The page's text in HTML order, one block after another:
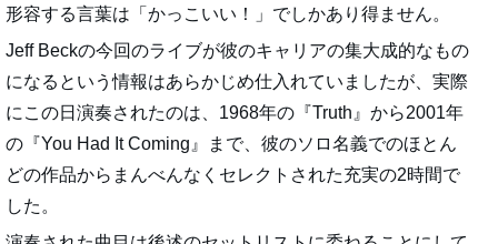
形容する言葉は「かっこいい！」でしかあり得ません。
Jeff Beckの今回のライブが彼のキャリアの集大成的なもの
になるという情報はあらかじめ仕入れていましたが、実際
にこの日演奏されたのは、1968年の『Truth』から2001年
の『You Had It Coming』まで、彼のソロ名義でのほとん
どの作品からまんべんなくセレクトされた充実の2時間で
した。